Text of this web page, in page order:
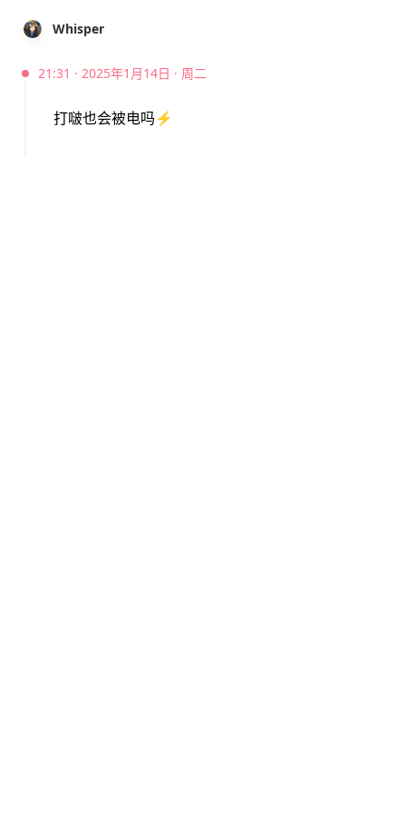
Whisper
21:31 · 2025年1月14日 · 周二
打啵也会被电吗⚡️